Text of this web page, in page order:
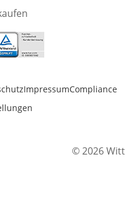
Fenster
neuem Fenster
in neuem Fenster
ImpressumCompliance
© 2026 Witt